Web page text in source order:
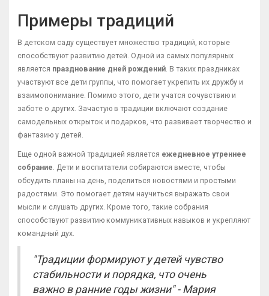
Примеры традиций
В детском саду существует множество традиций, которые
способствуют развитию детей. Одной из самых популярных
является празднование дней рождений . В таких праздниках
участвуют все дети группы, что помогает укрепить их дружбу и
взаимопонимание. Помимо этого, дети учатся сочувствию и
заботе о других. Зачастую в традиции включают создание
самодельных открыток и подарков, что развивает творчество и
фантазию у детей.
Еще одной важной традицией является ежедневное утреннее
собрание . Дети и воспитатели собираются вместе, чтобы
обсудить планы на день, поделиться новостями и простыми
радостями. Это помогает детям научиться выражать свои
мысли и слушать других. Кроме того, такие собрания
способствуют развитию коммуникативных навыков и укрепляют
командный дух.
"Традиции формируют у детей чувство
стабильности и порядка, что очень
важно в ранние годы жизни" - Мария